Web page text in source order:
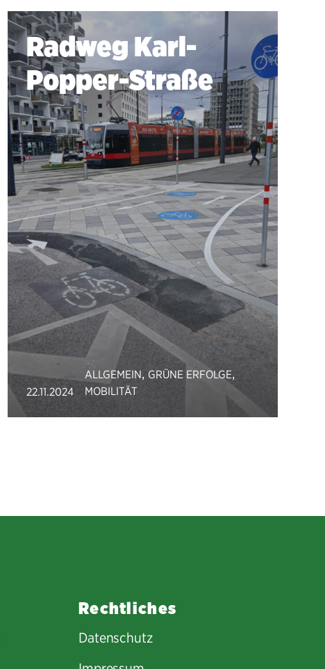
Radweg Karl-
Popper-Straße
22.11.2024
ALLGEMEIN, GRÜNE ERFOLGE,
MOBILITÄT
Rechtliches
Datenschutz